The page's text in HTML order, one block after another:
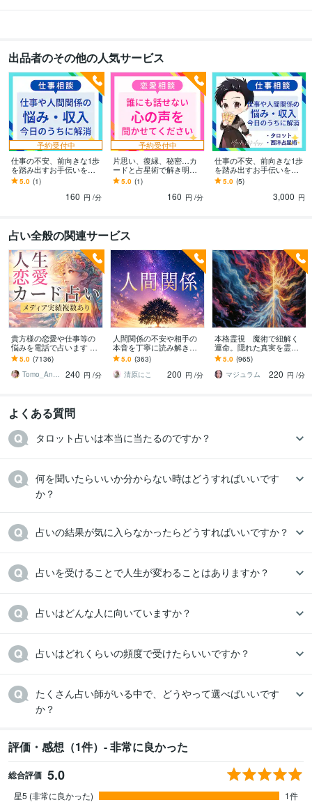
学歴
神戸学院大学 2010年3月 ~ 2014年3月
出品者のその他の人気サービス
予約受付中
仕事の不安、前向きな1歩
を踏み出すお手伝いをし
ます 今後の仕事の不安を
抱えるあなたへ、占いで
明るい未来を導きます
5.0 (1)
160 円 /分
予約受付中
片思い、復縁、秘密…カ
ードと占星術で解き明か
します 恋愛の悩み、選択
肢を一緒に考えてみませ
5.0 (1)
160 円 /分
仕事の不安、前向きな1歩
を踏み出すお手伝いをし
ます 今後の仕事の不安を
抱えるあなたへ、占いで
明るい未来を導きます
5.0 (5)
3,000 円
占い全般の関連サービス
貴方様の恋愛や仕事等の
悩みを電話で占います タ
ロットカード、オラクル
カード、ルノルマンカー
ドを使用します
5.0 (7136)
Tomo_Angel7
240 円 /分
人間関係の不安や相手の
本音を丁寧に読み解きま
す 職場・恋愛・家族・友
人関係のお悩みに寄り添
います
5.0 (363)
清原にこ
200 円 /分
本格霊視 魔術で紐解く
運命。隠れた真実を霊視
します 漠然とした不安、
人間関係、前世、因縁、
その原因を解明します
5.0 (965)
マジュラム
220 円 /分
よくある質問
タロット占いは本当に当たるのですか？
何を聞いたらいいか分からない時はどうすればいいです
か？
占いの結果が気に入らなかったらどうすればいいですか？
占いを受けることで人生が変わることはありますか？
占いはどんな人に向いていますか？
占いはどれくらいの頻度で受けたらいいですか？
たくさん占い師がいる中で、どうやって選べばいいです
か？
評価・感想（1件）- 非常に良かった
総合評価 5.0
星5 (非常に良かった) 1件